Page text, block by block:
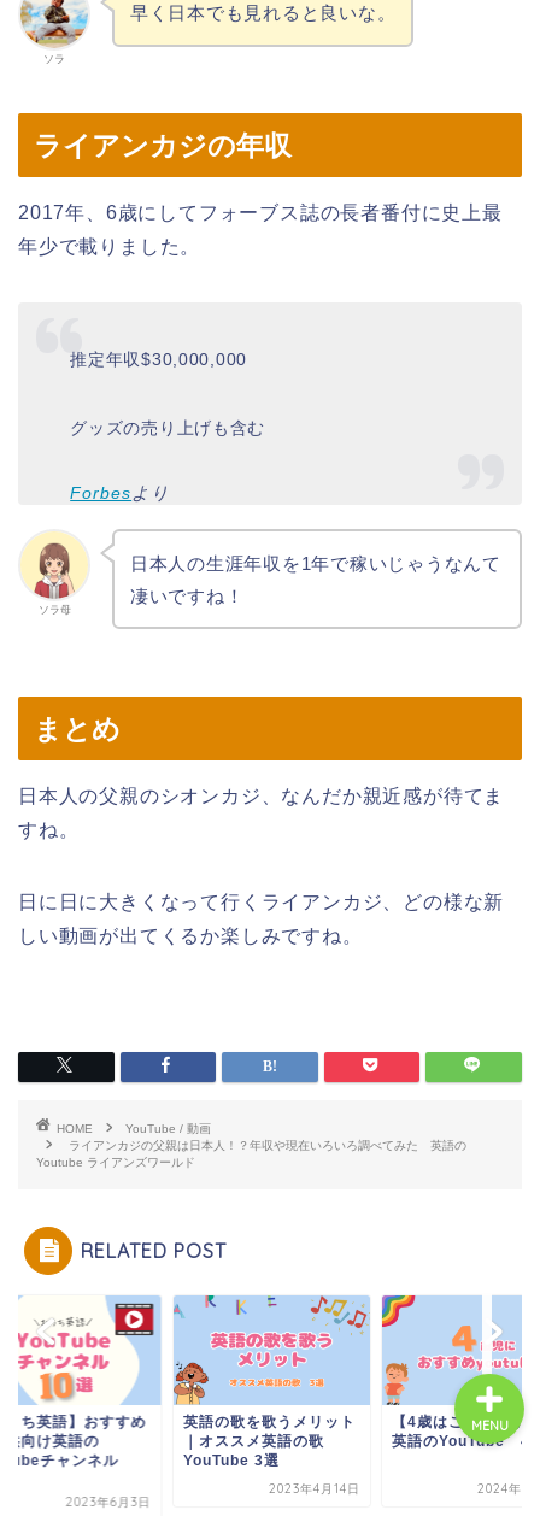
ソラ
早く日本でも見れると良いな。
ライアンカジの年収
2017年、6歳にしてフォーブス誌の長者番付に史上最
年少で載りました。
推定年収$30,000,000
グッズの売り上げも含む
Forbesより
ソラ母
日本人の生涯年収を1年で稼いじゃうなんて
凄いですね！
まとめ
日本人の父親のシオンカジ、なんだか親近感が待てま
すね。
日に日に大きくなって行くライアンカジ、どの様な新
しい動画が出てくるか楽しみですね。
HOME
YouTube / 動画
ライアンカジの父親は日本人！？年収や現在いろいろ調べてみた 英語の
Youtube ライアンズワールド
RELATED POST
うち英語】おすすめ
供向け英語の
チャンネル
2023年6月3日
英語の歌を歌うメリット
｜オススメ英語の歌
YouTube 3選
2023年4月14日
【4歳はこれ】おす
英語のYouTube 4
2024年5
MENU